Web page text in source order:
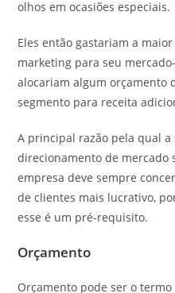
olhos em ocasiões especiais.
Eles então gastariam a
marketing para seu
alocariam algum orçamento
segmento para receita
A principal razão pela qual a
direcionamento de mercado
empresa deve sempre
de clientes mais lucrativo,
esse é um pré-requisito.
Orçamento
Orçamento pode ser o